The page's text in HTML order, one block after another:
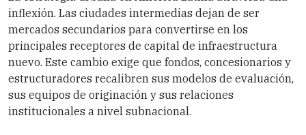
inflexión. Las ciudades intermedias dejan de ser
mercados secundarios para convertirse en los
principales receptores de capital de infraestructura
nuevo. Este cambio exige que fondos, concesionarios y
estructuradores recalibren sus modelos de evaluación,
sus equipos de originación y sus relaciones
institucionales a nivel subnacional.